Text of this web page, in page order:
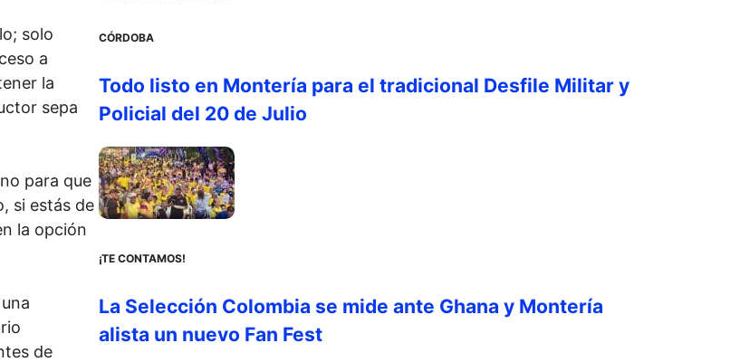
solo
a
la
sepa
para que
si estás de
la opción
de
CÓRDOBA
Todo listo en Montería para el tradicional Desfile Militar y
Policial del 20 de Julio
¡TE CONTAMOS!
La Selección Colombia se mide ante Ghana y Montería
alista un nuevo Fan Fest